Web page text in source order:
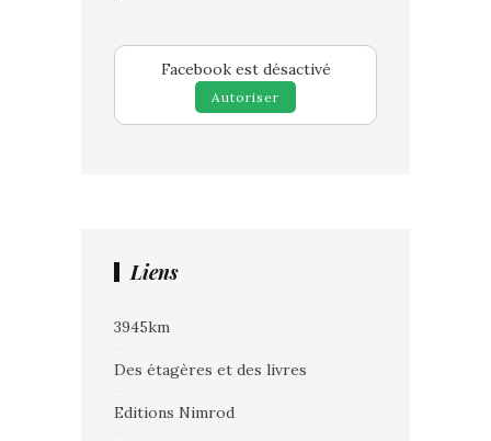
Facebook est désactivé
Autoriser
Liens
3945km
Des étagères et des livres
Editions Nimrod